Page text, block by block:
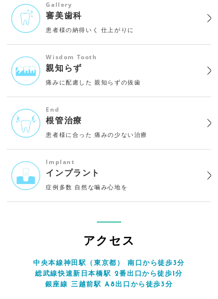
Gallery
審美歯科
患者様の納得いく 仕上がりに
Wisdom Tooth
親知らず
痛みに配慮した 親知らずの抜歯
End
根管治療
患者様に合った 痛みの少ない治療
Implant
インプラント
症例多数 自然な噛み心地を
アクセス
中央本線神田駅（東京都） 南口から徒歩3分
総武線快速新日本橋駅 2番出口から徒歩1分
銀座線 三越前駅 A8出口から徒歩3分